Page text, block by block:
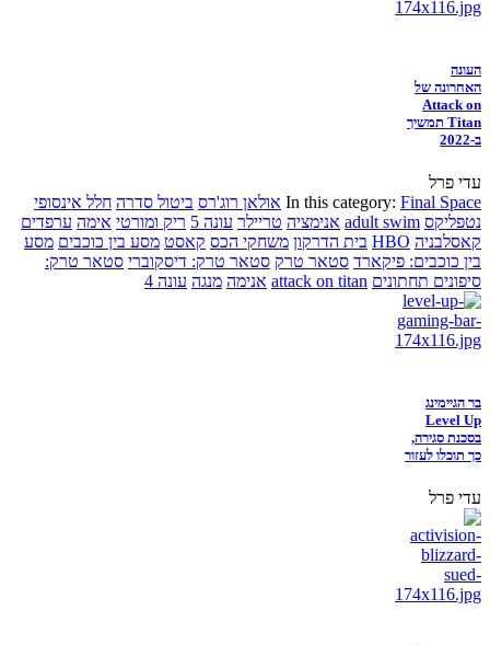
העונה
האחרונה של
Attack on
Titan תמשיך
ב-2022
עדי פרל
In this category: Final Space אולאן רוג'רס ביטול סדרה חלל אינסופי
נטפליקס adult swim אנימציה טריילר עונה 5 ריק ומורטי אימה ערפדים
קאסלבניה HBO בית הדרקון משחקי הכס קאסט מסע בין כוכבים מסע
בין כוכבים: פיקארד סטאר טרק סטאר טרק: דיסקוברי סטאר טרק:
סיפונים תחתונים attack on titan אנימה מנגה עונה 4
בר הגיימינג
Level Up
בסכנת סגירה,
כך תוכלו לעזור
עדי פרל